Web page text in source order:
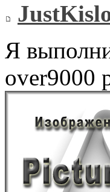
Я
over9000